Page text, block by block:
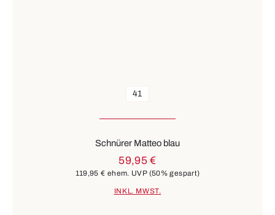
41
Schnürer Matteo blau
59,95 €
119,95 € ehem. UVP (50% gespart)
INKL. MWST.